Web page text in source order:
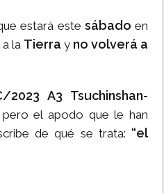
estará este sábado en
a la Tierra y no volverá a
2023 A3 Tsuchinshan-
el apodo que le han
de qué se trata: “el